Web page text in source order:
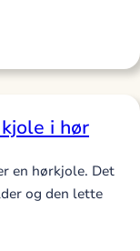
i hør
en hørkjole. Det
og den lette